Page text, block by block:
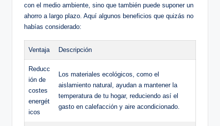
con el medio ambiente, sino que también puede suponer un
ahorro a largo plazo. Aquí algunos beneficios que quizás no
habías considerado:
Ventaja Descripción
Reducc
ión de
costes
energét
icos
Los materiales ecológicos, como el
aislamiento natural, ayudan a mantener la
temperatura de tu hogar, reduciendo así el
gasto en calefacción y aire acondicionado.